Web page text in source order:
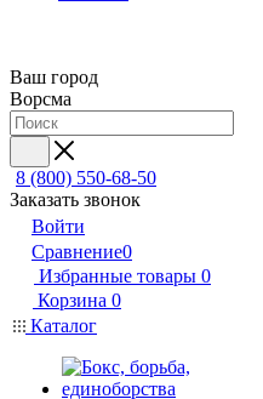
Ваш город
Ворсма
8 (800) 550-68-50
Заказать звонок
Войти
Сравнение0
Избранные товары 0
Корзина 0
Каталог